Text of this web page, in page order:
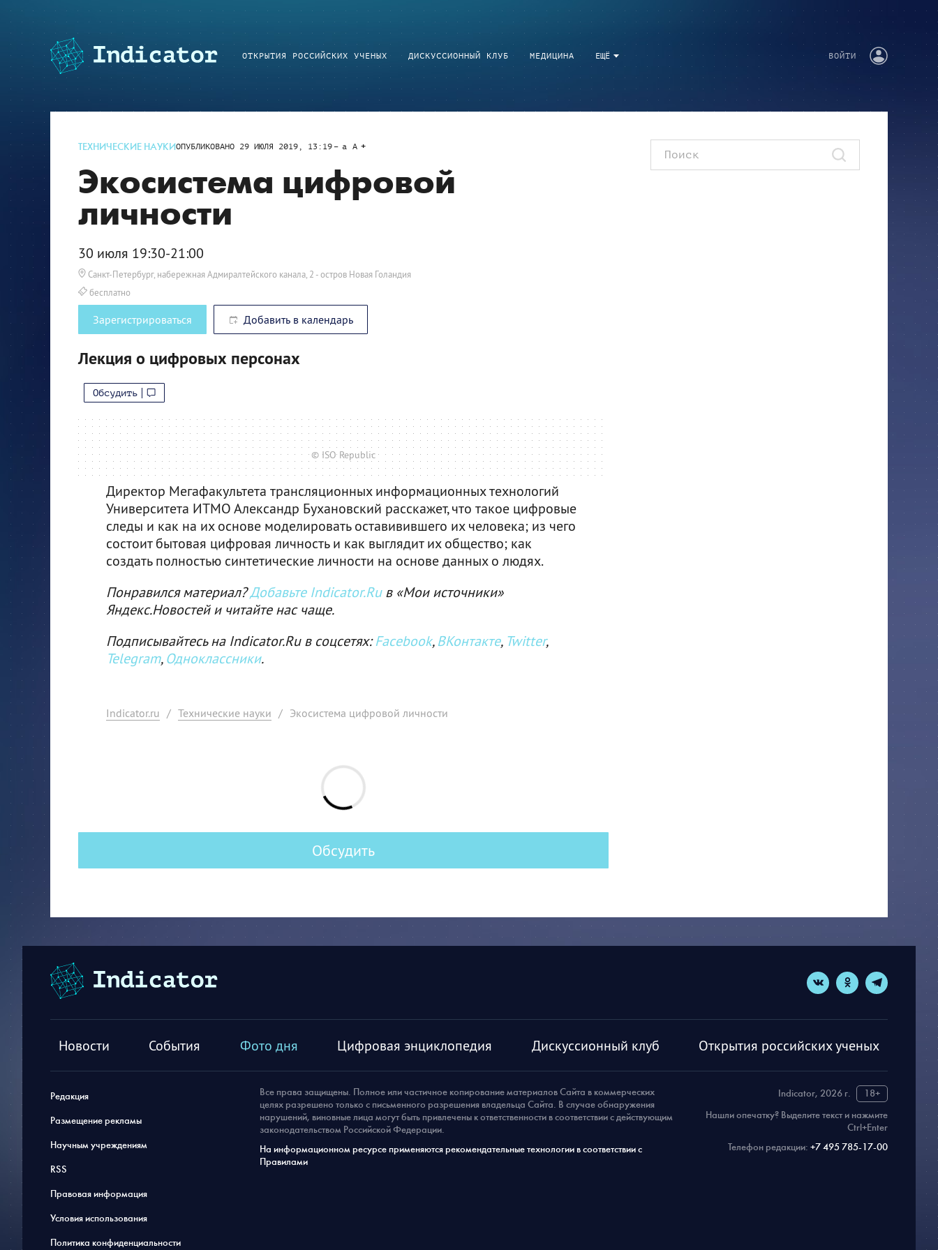
ЕЩЁ
ОТКРЫТИЯ РОССИЙСКИХ УЧЕНЫХ ДИСКУССИОННЫЙ КЛУБ МЕДИЦИНА ВОЙТИ
ТЕХНИЧЕСКИЕ НАУКИОПУБЛИКОВАНО 29 ИЮЛЯ 2019, 13:19 a A
Экосистема цифровой
личности
30 июля 19:30-21:00
Санкт-Петербург, набережная Адмиралтейского канала, 2 - остров Новая Голандия
бесплатно
Зарегистрироваться Добавить в календарь
Лекция о цифровых персонах
Обсудить
© ISO Republic
Директор Мегафакультета трансляционных информационных технологий
Университета ИТМО Александр Бухановский расскажет, что такое цифровые
следы и как на их основе моделировать оставивившего их человека; из чего
состоит бытовая цифровая личность и как выглядит их общество; как
создать полностью синтетические личности на основе данных о людях.
Понравился материал?Добавьте Indicator.Ruв «Мои источники»
Яндекс.Новостей и читайте нас чаще.
Подписывайтесь на Indicator.Ru в соцсетях:Facebook, ВКонтакте, Twitter,
Telegram, Одноклассники.
Indicator.ru / Технические науки / Экосистема цифровой личности
Обсудить
Новости События Фото дня Цифровая энциклопедия Дискуссионный клуб Открытия российских ученых
Редакция
Размещение рекламы
Научным учреждениям
RSS
Правовая информация
Условия использования
Политика конфиденциальности
Indicator, 2026 г.
18+
Нашли опечатку? Выделите текст и нажмите
Ctrl+Enter
Телефон редакции: +7 495 785-17-00
Все права защищены. Полное или частичное копирование материалов Сайта в коммерческих
целях разрешено только с письменного разрешения владельца Сайта. В случае обнаружения
нарушений, виновные лица могут быть привлечены к ответственности в соответствии с действующим
законодательством Российской Федерации.
На информационном ресурсе применяются рекомендательные технологии в соответствии с
Правилами